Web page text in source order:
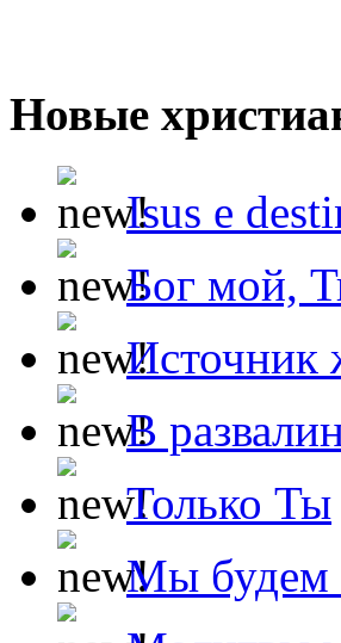
Новые
Isus e
Бог мой,
Источник
В
Только Ты
Мы будем